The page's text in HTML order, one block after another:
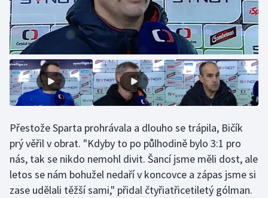
Moderní pětiboj
Motorsport
Olympijské hry
Parasport
Plavání
Plážový volejbal
Ragby
Přestože Sparta prohrávala a dlouho se trápila, Bičík
prý věřil v obrat. "Kdyby to po půlhodině bylo 3:1 pro
nás, tak se nikdo nemohl divit. Šancí jsme měli dost, ale
letos se nám bohužel nedaří v koncovce a zápas jsme si
zase udělali těžší sami," přidal čtyřiatřicetiletý gólman.